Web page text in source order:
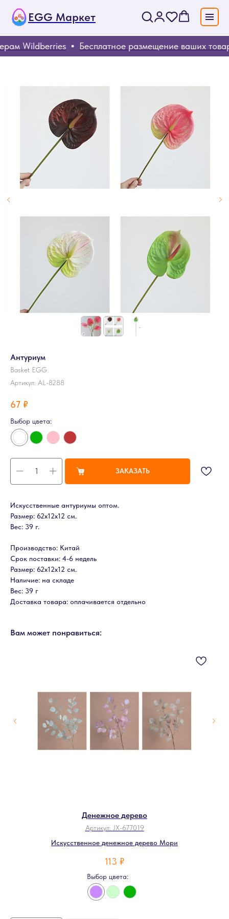
EGG Маркет
Wildberries Бесплатное размещение ваших
Антуриум
Basket EGG
Артикул: AL-8288
67 ₽
Выбор цвета:
ЗАКАЗАТЬ
Искусственные антуриумы оптом.
Размер: 62х12х12 см.
Вес: 39 г.
Производство: Китай
Срок поставки: 4-6 недель
Размер: 62х12х12 см.
Наличие: на складе
Вес: 39 г
Доставка товара: оплачивается отдельно
Вам может понравиться:
Денежное дерево
Артикул: JX-677019
Искусственное денежное дерево Мори
113 ₽
Выбор цвета: